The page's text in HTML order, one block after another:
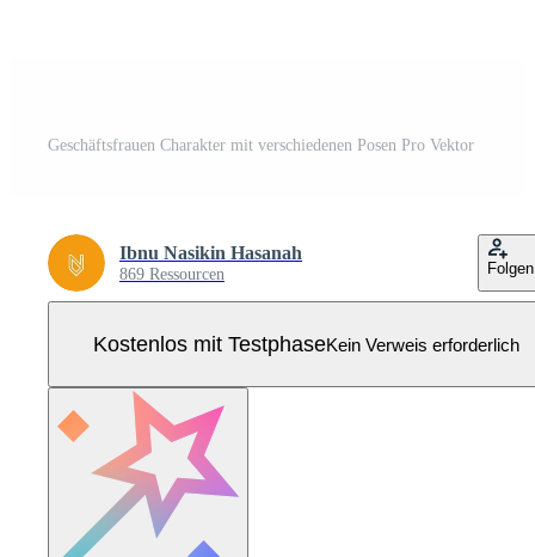
Geschäftsfrauen Charakter mit verschiedenen Posen Pro Vektor
Ibnu Nasikin Hasanah
869 Ressourcen Folgen
Kostenlos mit TestphaseKein Verweis erforderlich